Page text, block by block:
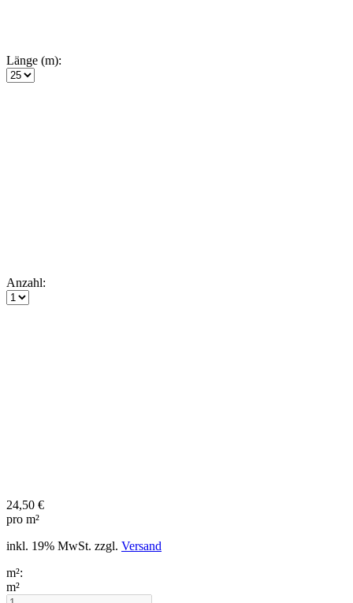
Länge (m):
Anzahl:
24,50 €
pro m²
inkl. 19% MwSt. zzgl. Versand
m²:
m²